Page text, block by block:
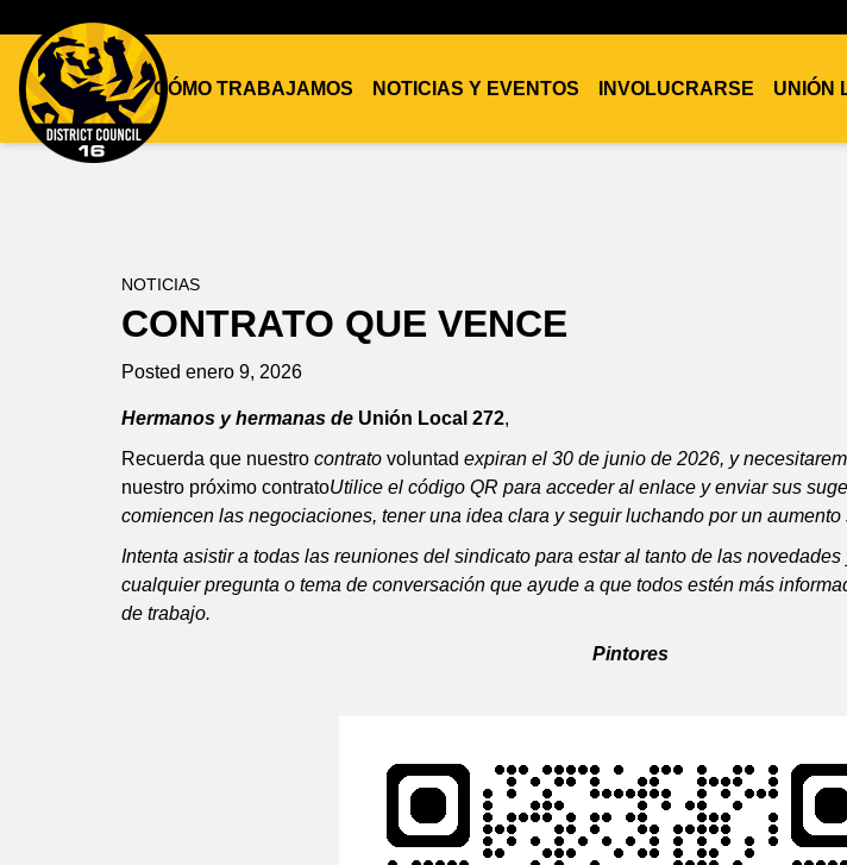
CÓMO TRABAJAMOS NOTICIAS Y EVENTOS INVOLUCRARSE UNIÓN
NOTICIAS
CONTRATO QUE VENCE
Posted enero 9, 2026
Hermanos y hermanas de Unión Local 272,
Recuerda que nuestro contrato voluntad expiran el 30 de junio de 2026, y
nuestro próximo contratoUtilice el código QR para acceder al enlace y enviar sus
comiencen las negociaciones, tener una idea clara y seguir luchando por un aumento
Intenta asistir a todas las reuniones del sindicato para estar al tanto de las
cualquier pregunta o tema de conversación que ayude a que todos estén más
de trabajo.
Pintores